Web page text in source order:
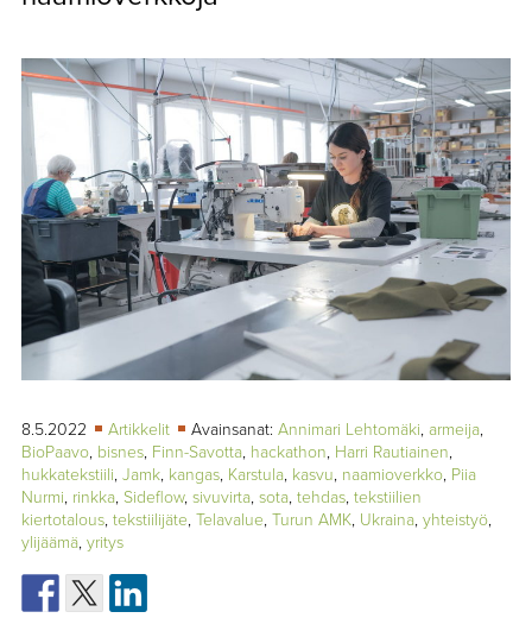
MEDIATIEDOT
TIETOA
LEHDESTÄ
TAPAHTUMAT
YHTEYSTIEDOT
8.5.2022 Artikkelit Avainsanat: Annimari Lehtomäki, armeija,
BioPaavo, bisnes, Finn-Savotta, hackathon, Harri Rautiainen,
hukkatekstiili, Jamk, kangas, Karstula, kasvu, naamioverkko, Piia
Nurmi, rinkka, Sideflow, sivuvirta, sota, tehdas, tekstiilien
kiertotalous, tekstiilijäte, Telavalue, Turun AMK, Ukraina, yhteistyö,
ylijäämä, yritys